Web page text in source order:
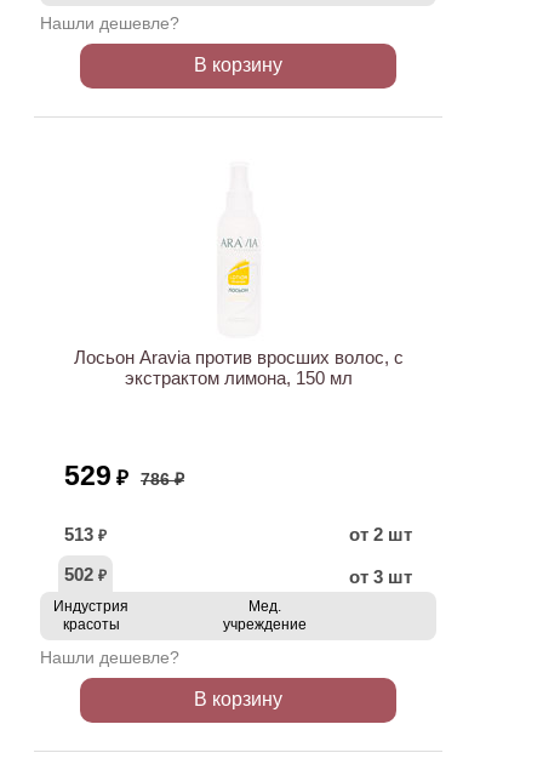
Нашли дешевле?
В корзину
Лосьон Aravia против вросших волос, с
экстрактом лимона, 150 мл
529 ₽ 786 ₽
513 ₽
от 2 шт
502 ₽ от 3 шт
Индустрия
красоты
Мед.
учреждение
Нашли дешевле?
В корзину